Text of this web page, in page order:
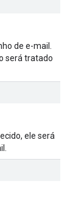
de e-mail.
será tratado
ele será